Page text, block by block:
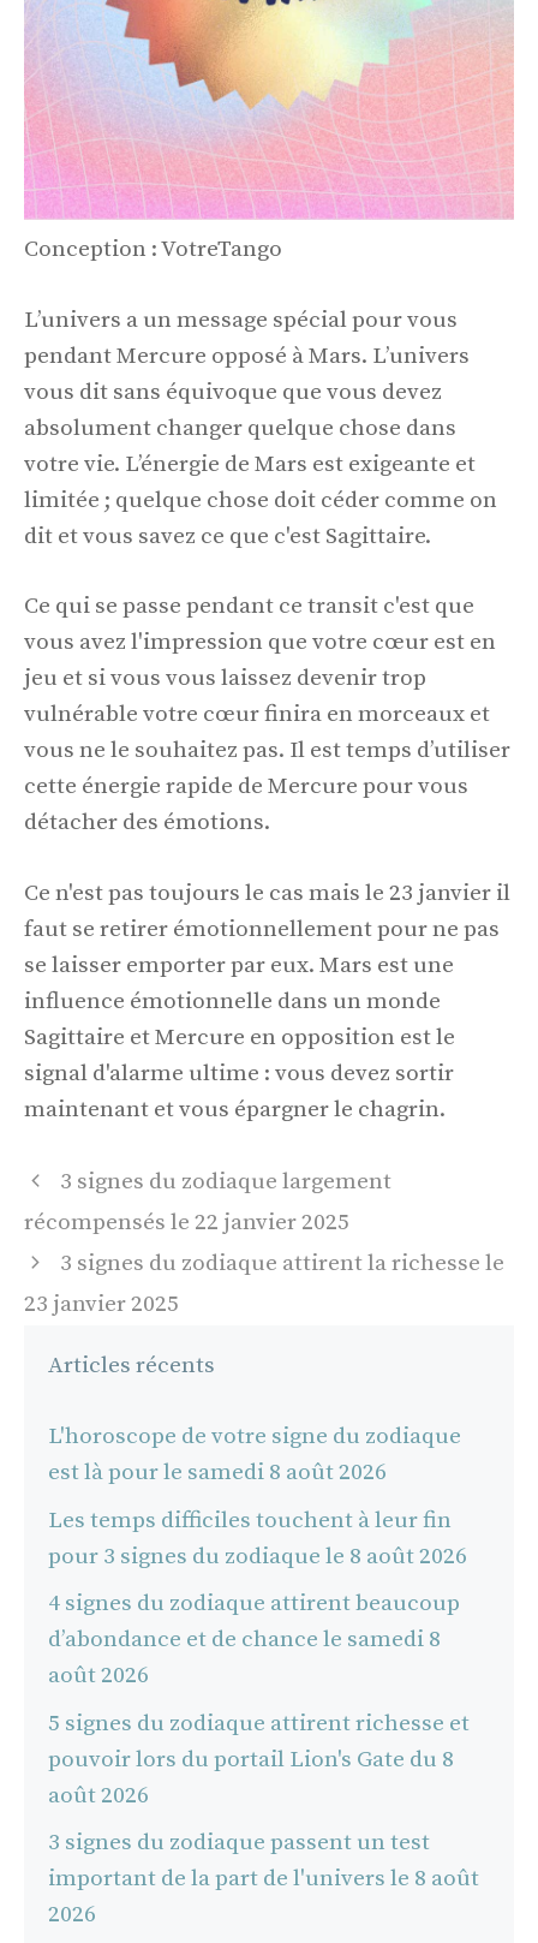
Conception : VotreTango
L’univers a un message spécial pour vous
pendant Mercure opposé à Mars. L’univers
vous dit sans équivoque que vous devez
absolument changer quelque chose dans
votre vie. L’énergie de Mars est exigeante et
limitée ; quelque chose doit céder comme on
dit et vous savez ce que c'est Sagittaire.
Ce qui se passe pendant ce transit c'est que
vous avez l'impression que votre cœur est en
jeu et si vous vous laissez devenir trop
vulnérable votre cœur finira en morceaux et
vous ne le souhaitez pas. Il est temps d’utiliser
cette énergie rapide de Mercure pour vous
détacher des émotions.
Ce n'est pas toujours le cas mais le 23 janvier il
faut se retirer émotionnellement pour ne pas
se laisser emporter par eux. Mars est une
influence émotionnelle dans un monde
Sagittaire et Mercure en opposition est le
signal d'alarme ultime : vous devez sortir
maintenant et vous épargner le chagrin.
Navigation
des
3 signes du zodiaque largement
récompensés le 22 janvier 2025
3 signes du zodiaque attirent la richesse le
23 janvier 2025
Articles récents
L'horoscope de votre signe du zodiaque
est là pour le samedi 8 août 2026
Les temps difficiles touchent à leur fin
pour 3 signes du zodiaque le 8 août 2026
4 signes du zodiaque attirent beaucoup
d’abondance et de chance le samedi 8
août 2026
5 signes du zodiaque attirent richesse et
pouvoir lors du portail Lion's Gate du 8
août 2026
3 signes du zodiaque passent un test
important de la part de l'univers le 8 août
2026